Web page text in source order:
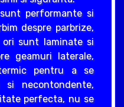
performante si
despre parbrize,
sunt laminate si
geamuri laterale,
pentru a se
necontondente,
perfecta, nu se